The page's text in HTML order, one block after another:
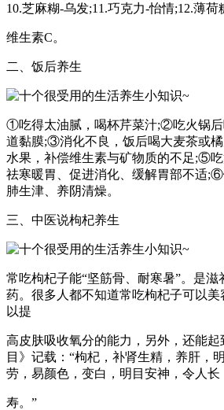
10.芝麻糊-乌发;11.巧克力-怡情;12.薄荷
维生素C。
二、饭后养生
①吃得太油腻，喝杯芹菜汁;②吃火锅后
道黏膜;③消化不良，饭后喝大麦茶或
水果，补偿维生素与矿物质的不足;⑤吃
祛寒暖胃、促进消化、缓解胃部不适
肺生津、养阴清燥。
三、中医说枸杞养生
常吃枸杞子能“坚筋骨、耐寒暑”。是滋
药。很多人都不知道常吃枸杞子可以
以提
高皮肤吸收氧分的能力，另外，还能
目》记载：“枸杞，补肾生精，养肝，
劳，易颜色，变白，明目安神，令人长
寿。”